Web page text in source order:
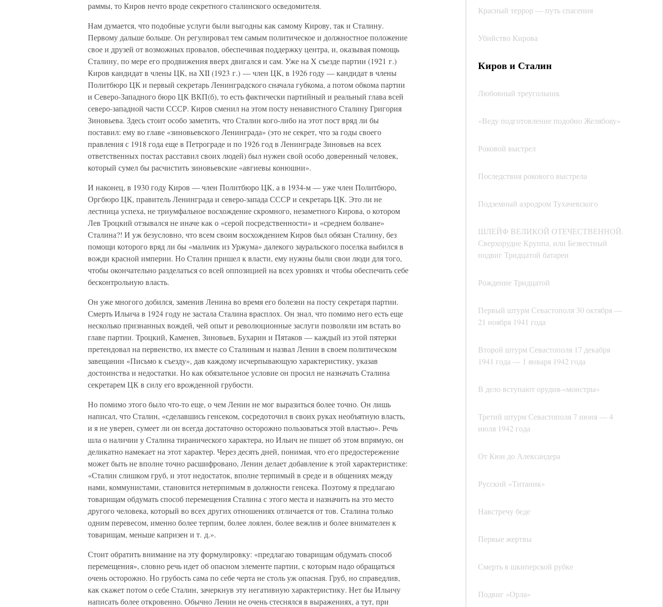
Красный террор — путь спасения
Убийство Кирова
Киров и Сталин
Любовный треугольник
«Веду подготовление подобно Желябову»
Роковой выстрел
Последствия рокового выстрела
Подземный аэродром Тухачевского
ШЛЕЙФ ВЕЛИКОЙ ОТЕЧЕСТВЕННОЙ.
Сверхорудие Круппа, или Безвестный
подвиг Тридцатой батареи
Рождение Тридцатой
Первый штурм Севастополя 30 октября —
21 ноября 1941 года
Второй штурм Севастополя 17 декабря
1941 года — 1 января 1942 года
В дело вступают орудия-«монстры»
Третий штурм Севастополя 7 июня — 4
июля 1942 года
От Кюи до Александера
Русский «Титаник»
Навстречу беде
Первые жертвы
Смерть в шкиперской рубке
Подвиг «Орла»
раммы, то Киров нечто вроде секретного сталинского осведомителя.
Нам думается, что подобные услуги были выгодны как самому Кирову, так и Сталину.
Первому дальше больше. Он регулировал тем самым политическое и должностное положение
свое и друзей от возможных провалов, обеспечивая поддержку центра, и, оказывая помощь
Сталину, по мере его продвижения вверх двигался и сам. Уже на X съезде партии (1921 г.)
Киров кандидат в члены ЦК, на XII (1923 г.) — член ЦК, в 1926 году — кандидат в члены
Политбюро ЦК и первый секретарь Ленинградского сначала губкома, а потом обкома партии
и Северо-Западного бюро ЦК ВКП(б), то есть фактически партийный и реальный глава всей
северо-западной части СССР. Киров сменил на этом посту ненавистного Сталину Григория
Зиновьева. Здесь стоит особо заметить, что Сталин кого-либо на этот пост вряд ли бы
поставил: ему во главе «зиновьевского Ленинграда» (это не секрет, что за годы своего
правления с 1918 года еще в Петрограде и по 1926 год в Ленинграде Зиновьев на всех
ответственных постах расставил своих людей) был нужен свой особо доверенный человек,
который сумел бы расчистить зиновьевские «авгиевы конюшни».
И наконец, в 1930 году Киров — член Политбюро ЦК, а в 1934-м — уже член Политбюро,
Оргбюро ЦК, правитель Ленинграда и северо-запада СССР и секретарь ЦК. Это ли не
лестница успеха, не триумфальное восхождение скромного, незаметного Кирова, о котором
Лев Троцкий отзывался не иначе как о «серой посредственности» и «среднем болване»
Сталина?! И уж безусловно, что всем своим восхождением Киров был обязан Сталину, без
помощи которого вряд ли бы «мальчик из Уржума» далекого зауральского поселка выбился в
вожди красной империи. Но Сталин пришел к власти, ему нужны были свои люди для того,
чтобы окончательно разделаться со всей оппозицией на всех уровнях и чтобы обеспечить себе
бесконтрольную власть.
Он уже многого добился, заменив Ленина во время его болезни на посту секретаря партии.
Смерть Ильича в 1924 году не застала Сталина врасплох. Он знал, что помимо него есть еще
несколько признанных вождей, чей опыт и революционные заслуги позволяли им встать во
главе партии. Троцкий, Каменев, Зиновьев, Бухарин и Пятаков — каждый из этой пятерки
претендовал на первенство, их вместе со Сталиным и назвал Ленин в своем политическом
завещании «Письмо к съезду», дав каждому исчерпывающую характеристику, указав
достоинства и недостатки. Но как обязательное условие он просил не назначать Сталина
секретарем ЦК в силу его врожденной грубости.
Но помимо этого было что-то еще, о чем Ленин не мог выразиться более точно. Он лишь
написал, что Сталин, «сделавшись генсеком, сосредоточил в своих руках необъятную власть,
и я не уверен, сумеет ли он всегда достаточно осторожно пользоваться этой властью». Речь
шла о наличии у Сталина тиранического характера, но Ильич не пишет об этом впрямую, он
деликатно намекает на этот характер. Через десять дней, понимая, что его предостережение
может быть не вполне точно расшифровано, Ленин делает добавление к этой характеристике:
«Сталин слишком груб, и этот недостаток, вполне терпимый в среде и в общениях между
нами, коммунистами, становится нетерпимым в должности генсека. Поэтому я предлагаю
товарищам обдумать способ перемещения Сталина с этого места и назначить на это место
другого человека, который во всех других отношениях отличается от тов. Сталина только
одним перевесом, именно более терпим, более лоялен, более вежлив и более внимателен к
товарищам, меньше капризен и т. д.».
Стоит обратить внимание на эту формулировку: «предлагаю товарищам обдумать способ
перемещения», словно речь идет об опасном элементе партии, с которым надо обращаться
очень осторожно. Но грубость сама по себе черта не столь уж опасная. Груб, но справедлив,
как скажет потом о себе Сталин, зачеркнув эту негативную характеристику. Нет бы Ильичу
написать более откровенно. Обычно Ленин не очень стеснялся в выражениях, а тут, при